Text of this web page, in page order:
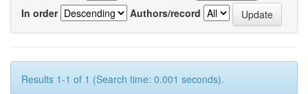
In order
Authors/record
Results 1-1 of 1 (Search time: 0.001 seconds).